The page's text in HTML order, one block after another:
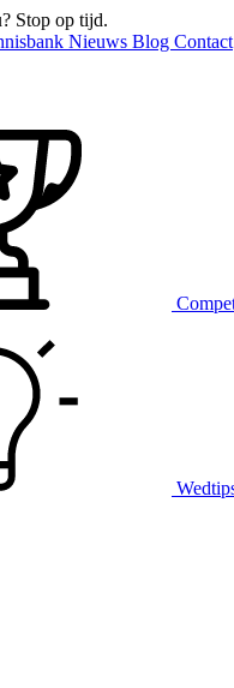
Stop op tijd.
Nieuws Blog Contact